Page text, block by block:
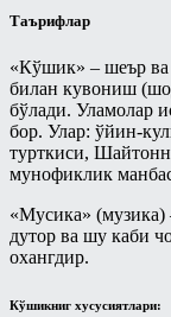
Таърифлар
«Кўшик» – шеър ва
билан кувониш
бўлади. Уламолар
бор. Улар: ўйин-
турткиси,
мунофиклик
«Мусика» (музика)
дутор ва шу каби
охангдир.
Кўшикниг хусусиятлари: